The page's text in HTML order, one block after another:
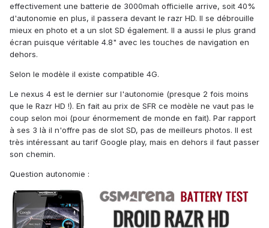
effectivement une batterie de 3000mah officielle arrive, soit 40%
d'autonomie en plus, il passera devant le razr HD. Il se débrouille
mieux en photo et a un slot SD également. Il a aussi le plus grand
écran puisque véritable 4.8" avec les touches de navigation en
dehors.
Selon le modèle il existe compatible 4G.
Le nexus 4 est le dernier sur l'autonomie (presque 2 fois moins
que le Razr HD !). En fait au prix de SFR ce modèle ne vaut pas le
coup selon moi (pour énormement de monde en fait). Par rapport
à ses 3 là il n'offre pas de slot SD, pas de meilleurs photos. Il est
très intéressant au tarif Google play, mais en dehors il faut passer
son chemin.
Question autonomie :